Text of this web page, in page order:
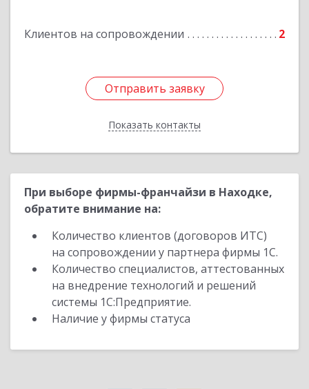
Клиентов на сопровождении 2
Отправить заявку
Показать контакты
Отправить заявку
Назад
При выборе фирмы-франчайзи в Находке,
обратите внимание на:
Количество клиентов (договоров ИТС)
на сопровождении у партнера фирмы 1С.
Количество специалистов, аттестованных
на внедрение технологий и решений
системы 1С:Предприятие.
Наличие у фирмы статуса